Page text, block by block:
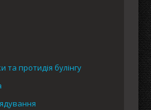
та протидія булінгу